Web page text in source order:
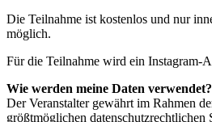
Die Teilnahme ist kostenlos und nur
möglich.
Für die Teilnahme wird ein Instagram-
Wie werden meine Daten verwendet?
Der Veranstalter gewährt im Rahmen
größtmöglichen datenschutzrechtlichen